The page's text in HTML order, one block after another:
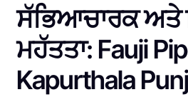
ਸੱਭਿਆਚਾਰਕ ਅਤੇ
ਮਹੱਤਤਾ: Fauji
Kapurthala